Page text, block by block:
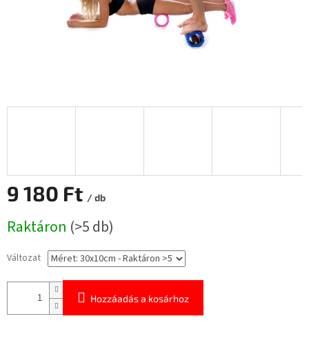
9 180 Ft / db
Raktáron (>5 db)
Változat
Hozzáadás a kosárhoz